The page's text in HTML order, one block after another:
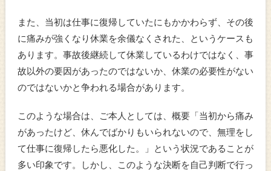
また、当初は仕事に復帰していたにもかかわらず、その後
に痛みが強くなり休業を余儀なくされた、というケースも
あります。事故後継続して休業しているわけではなく、事
故以外の要因があったのではないか、休業の必要性がない
のではないかと争われる場合があります。
このような場合は、ご本人としては、概要「当初から痛み
があったけど、休んでばかりもいられないので、無理をし
て仕事に復帰したら悪化した。」という状況であることが
多い印象です。しかし、このような決断を自己判断で行っ